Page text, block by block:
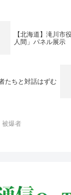
【北海道】滝川市
人間」パネル展示
たちと対話はずむ
爆者